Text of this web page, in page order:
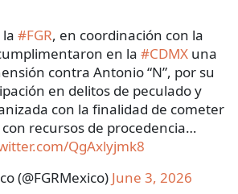
#FGR, en coordinación con la
en la #CDMXuna
contra Antonio “N”, por su
en delitos de peculado y
con la finalidad de cometer
recursos de procedencia…
QgAxlyjmk8
(@FGRMexico) June 3, 2026